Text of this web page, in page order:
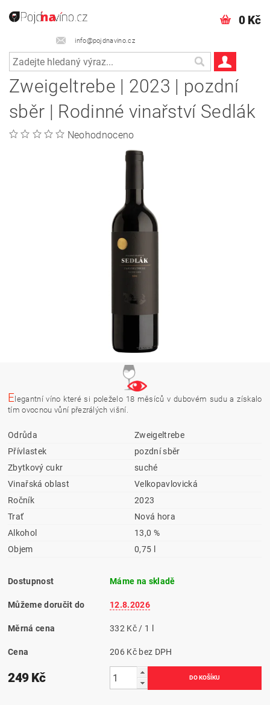
info@pojdnavino.cz
0 Kč
Zweigeltrebe | 2023 | pozdní
sběr | Rodinné vinařství Sedlák
Neohodnoceno
E legantní víno které si poleželo 18 měsíců v dubovém sudu a získalo
tím ovocnou vůní přezrálých višní.
Odrůda
Zweigeltrebe
Přívlastek
pozdní sběr
Zbytkový cukr
suché
Vinařská oblast
Velkopavlovická
Ročník
2023
Trať
Nová hora
Alkohol
13,0 %
Objem
0,75 l
Dostupnost Máme na skladě
Můžeme doručit do 12.8.2026
Měrná cena 332 Kč / 1 l
Cena 206 Kč bez DPH
249 Kč